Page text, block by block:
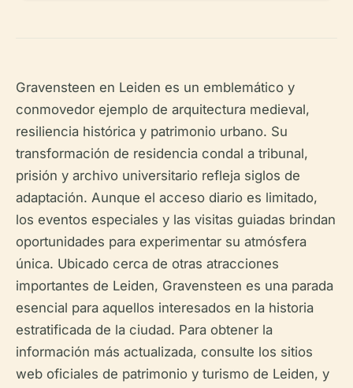
Gravensteen en Leiden es un emblemático y
conmovedor ejemplo de arquitectura medieval,
resiliencia histórica y patrimonio urbano. Su
transformación de residencia condal a tribunal,
prisión y archivo universitario refleja siglos de
adaptación. Aunque el acceso diario es limitado,
los eventos especiales y las visitas guiadas brindan
oportunidades para experimentar su atmósfera
única. Ubicado cerca de otras atracciones
importantes de Leiden, Gravensteen es una parada
esencial para aquellos interesados en la historia
estratificada de la ciudad. Para obtener la
información más actualizada, consulte los sitios
web oficiales de patrimonio y turismo de Leiden, y